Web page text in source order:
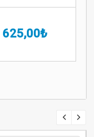
625,00₺